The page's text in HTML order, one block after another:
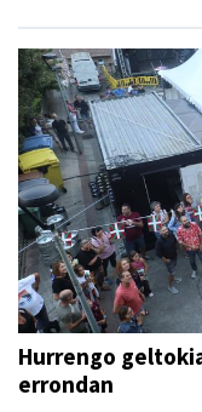
Hurrengo
errondan